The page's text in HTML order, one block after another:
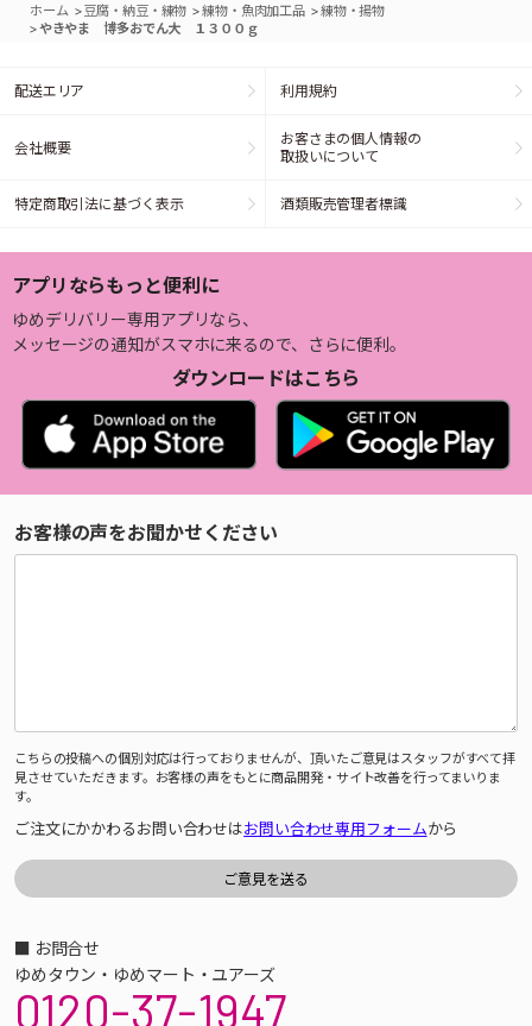
ホーム >豆腐・納豆・練物 >練物・魚肉加工品 >練物・揚物
>やきやま 博多おでん大 １３００ｇ
配送エリア 利用規約
会社概要
お客さまの個人情報の
取扱いについて
特定商取引法に基づく表示 酒類販売管理者標識
アプリならもっと便利に
ゆめデリバリー専用アプリなら、
メッセージの通知がスマホに来るので、さらに便利。
ダウンロードはこちら
お客様の声をお聞かせください
こちらの投稿への個別対応は行っておりませんが、頂いたご意見はスタッフがすべて拝
見させていただきます。お客様の声をもとに商品開発・サイト改善を行ってまいりま
す。
ご注文にかかわるお問い合わせはお問い合わせ専用フォームから
■ お問合せ
ゆめタウン・ゆめマート・ユアーズ
0120-37-1947